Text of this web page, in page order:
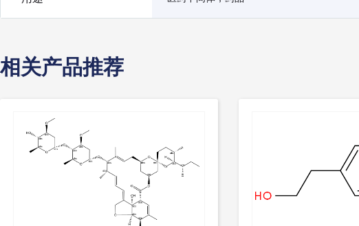
相关产品推荐